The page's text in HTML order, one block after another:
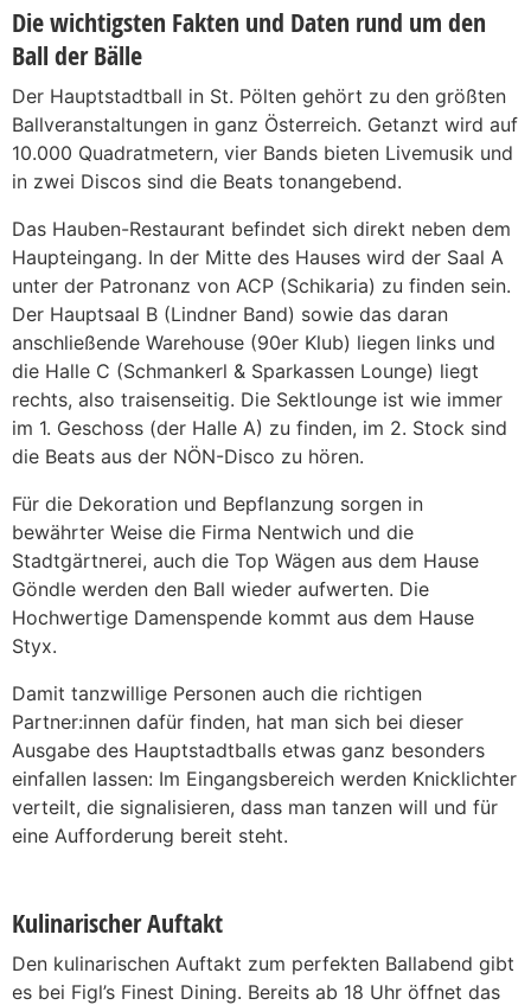
Die wichtigsten Fakten und Daten rund um den
Ball der Bälle
Der Hauptstadtball in St. Pölten gehört zu den größten
Ballveranstaltungen in ganz Österreich. Getanzt wird auf
10.000 Quadratmetern, vier Bands bieten Livemusik und
in zwei Discos sind die Beats tonangebend.
Das Hauben-Restaurant befindet sich direkt neben dem
Haupteingang. In der Mitte des Hauses wird der Saal A
unter der Patronanz von ACP (Schikaria) zu finden sein.
Der Hauptsaal B (Lindner Band) sowie das daran
anschließende Warehouse (90er Klub) liegen links und
die Halle C (Schmankerl & Sparkassen Lounge) liegt
rechts, also traisenseitig. Die Sektlounge ist wie immer
im 1. Geschoss (der Halle A) zu finden, im 2. Stock sind
die Beats aus der NÖN-Disco zu hören.
Für die Dekoration und Bepflanzung sorgen in
bewährter Weise die Firma Nentwich und die
Stadtgärtnerei, auch die Top Wägen aus dem Hause
Göndle werden den Ball wieder aufwerten. Die
Hochwertige Damenspende kommt aus dem Hause
Styx.
Damit tanzwillige Personen auch die richtigen
Partner:innen dafür finden, hat man sich bei dieser
Ausgabe des Hauptstadtballs etwas ganz besonders
einfallen lassen: Im Eingangsbereich werden Knicklichter
verteilt, die signalisieren, dass man tanzen will und für
eine Aufforderung bereit steht.
Kulinarischer Auftakt
Den kulinarischen Auftakt zum perfekten Ballabend gibt
es bei Figl’s Finest Dining. Bereits ab 18 Uhr öffnet das